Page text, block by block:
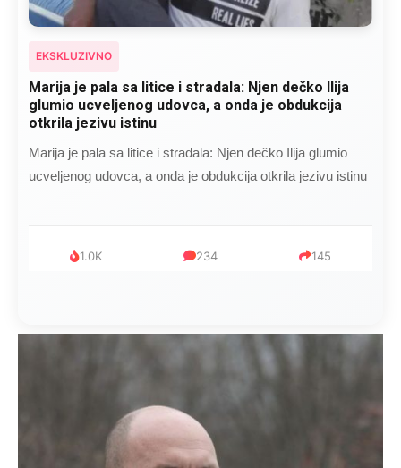
EKSKLUZIVNO
Kad se Marin suprug razbolio ona ga kupala,
pelene mu mijenjala: Jedno jutro je poslao po
čokoladu..
Kad se Marin suprug razbolio ona ga kupala, pelene mu
mijenjala: Jedno jutro je poslao po čokoladu..
999 321 234